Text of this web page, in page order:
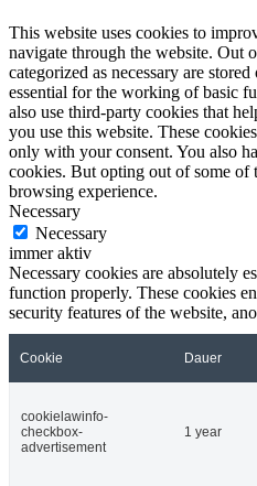
This website uses cookies to
navigate through the website. Out
categorized as necessary are
essential for the working of basic
also use third-party cookies that
you use this website. These
only with your consent. You also
cookies. But opting out of some of
browsing experience.
Necessary
Necessary
immer aktiv
Necessary cookies are absolutely
function properly. These cookies
security features of the website,
Cookie Dauer
cookielawinfo-
checkbox-
advertisement
1 year